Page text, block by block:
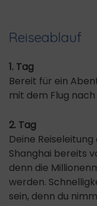
Reiseablauf
1. Tag
Bereit für ein
mit dem Flug nach
2. Tag
Deine
Shanghai bereits
denn die
werden.
sein, denn du